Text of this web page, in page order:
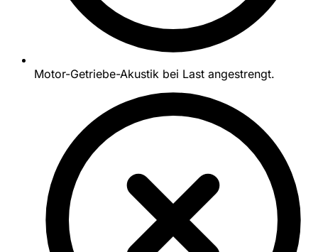
Motor-Getriebe-Akustik bei Last angestrengt.